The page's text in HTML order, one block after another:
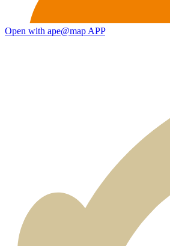
Open with ape@map APP